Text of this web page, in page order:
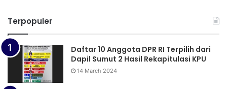
Terpopuler
Daftar 10 Anggota DPR RI Terpilih dari
Dapil Sumut 2 Hasil Rekapitulasi KPU
14 March 2024